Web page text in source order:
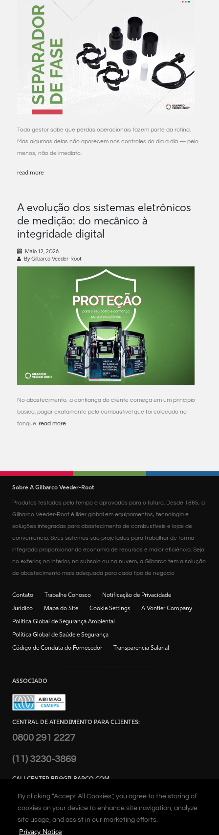
By clicking “Accept All Cookies”, you agree to the storing of
cookies on your device to enhance site navigation, analyze
site usage, and assist in our marketing efforts.
Privacy Notice
Todo gestor sabe que perdas operacionais fazem parte da rotina.
Mas algumas delas não aparecem nos controles do dia a dia — pelo
menos, não de imediato.
read more
A evolução dos sistemas eletrônicos
de medição: do mecânico à
integridade digital
Maio 12, 2026
By Gilbarco Veeder-Root
No abastecimento, a confiança do cliente começa em um princípio
básico: pagar exatamente pelo combustível que foi colocado no
tanque. read more
Sobre A Gilbarco Veeder-Root
Produtos testados pelo tempo e aprovados para o futuro. Desde 1865, a
Gilbarco Veeder-Root é líder global em equipamentos, tecnologia e
soluções integradas para abastecimento de combustíveis e lojas de
conveniência. Seus sistemas são projetados para trabalhar de forma
integrada proporcionando economia de recursos e maior eficiência. Seja
no exterior, no interior, no subsolo ou na nuvem, a Gilbarco tem a solução
de abastecimento mais adequada para cada tipo de negócio
Contato Trabalhe Conosco Notificação de Privacidade
Jurídico Mapa do Site Cookie Settings A Vontier Company
Política Global de Segurança Ambiental
Política Global de Saúde e Segurança
Código de Conduta do Fornecedor Transparencia Salarial
ASSOCIADO
CENTRAL DE ATENDIMENTO PARA CLIENTES:
0800 291 2227
(11) 3230-3869
CALLCENTER.BR@GILBARCO.COM
ENDEREÇO:
Alameda Caiapós, 173 - Tamboré,
Barueri – SP Brasil